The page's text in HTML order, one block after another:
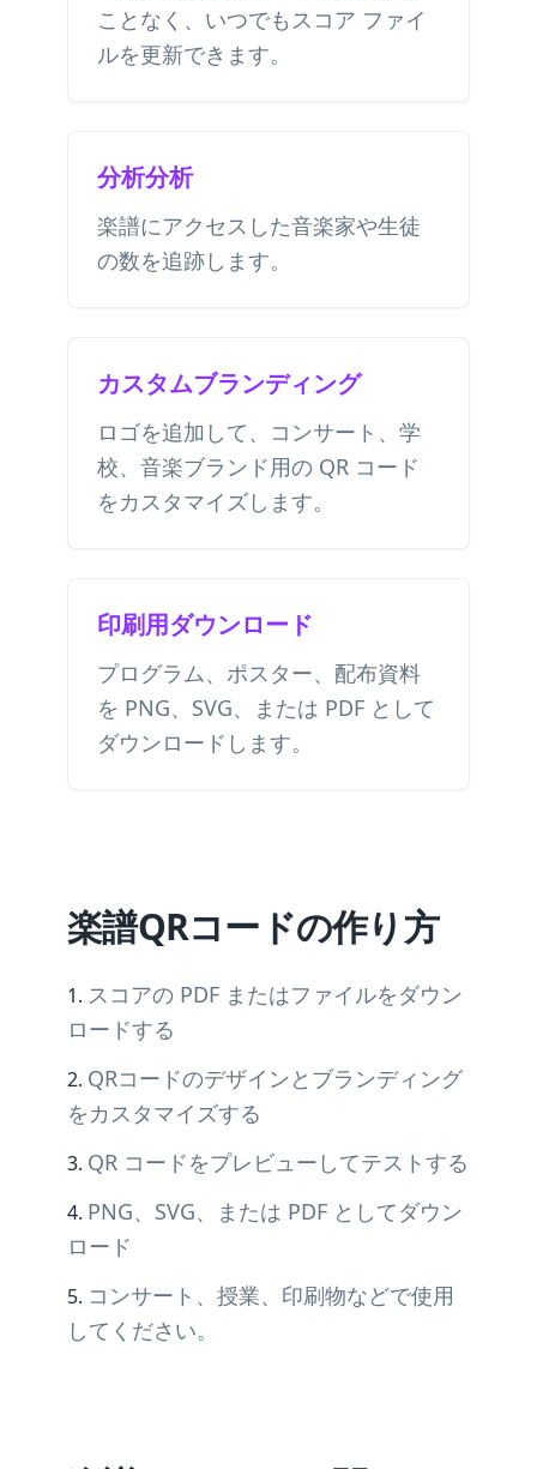
ことなく、いつでもスコア ファイ
ルを更新できます。
分析分析
楽譜にアクセスした音楽家や生徒
の数を追跡します。
カスタムブランディング
ロゴを追加して、コンサート、学
校、音楽ブランド用の QR コード
をカスタマイズします。
印刷用ダウンロード
プログラム、ポスター、配布資料
を PNG、SVG、または PDF として
ダウンロードします。
楽譜QRコードの作り方
スコアの PDF またはファイルをダウン
ロードする
QRコードのデザインとブランディング
をカスタマイズする
QR コードをプレビューしてテストする
PNG、SVG、または PDF としてダウン
ロード
コンサート、授業、印刷物などで使用
してください。